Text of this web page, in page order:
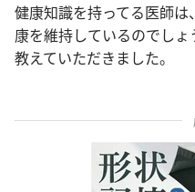
健康知識を持ってる医師
康を維持しているのでし
教えていただきました。